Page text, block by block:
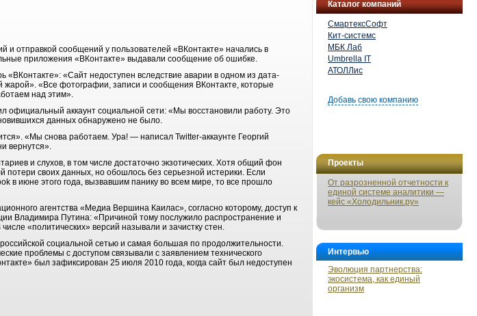
Каталог компаний
СмартексСофт
Кит-системс
МБК Лаб
Umbrella IT
АТОЛЛис
Добавь свою компанию
Проекты
От разрозненной отчетности к
единой системе аналитики —
кейс «Холодильник.ру»
Интервью
Эволюция партнерства:
экосистема, как единый
организм
отправкой сообщений у пользователей «ВКонтакте» начались в
приложения «ВКонтакте» выдавали сообщение об ошибке.
«ВКонтакте»: «Сайт недоступен вследствие аварии в одном из дата-
«Все фотографии, записи и сообщения ВКонтакте, которые
над этим».
официальный аккаунт социальной сети: «Мы восстановили работу. Это
данных обнаружено не было.
«Мы снова работаем. Ура! — написал Twitter-аккаунте Георгий
вернутся».
и слухов, в том числе достаточно экзотических. Хотя общий фон
своих данных, но обошлось без серьезной истерики. Если
в июне этого года, вызвавшим панику во всем мире, то все прошло
агентства «Медиа Вершина Каилас», согласно которому, доступ к
Владимира Путина: «Причиной тому послужило распространение и
«политических» версий называли и зачистку стен.
социальной сетью и самая большая по продолжительности.
проблемы с доступом связывали с заявлением технического
был зафиксирован 25 июля 2010 года, когда сайт был недоступен